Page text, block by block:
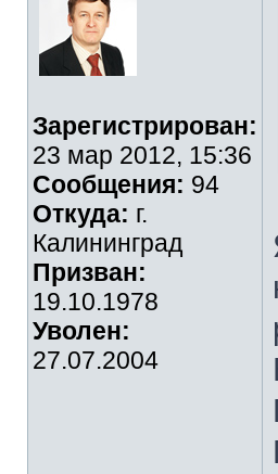
Зарегистрирован:
23 мар 2012, 15:36
Сообщения: 94
Откуда: г.
Калининград
Призван:
19.10.1978
Уволен:
27.07.2004